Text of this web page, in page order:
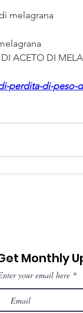
melagrana
ACETO DI
perdita-di-peso-
Monthly
your email here